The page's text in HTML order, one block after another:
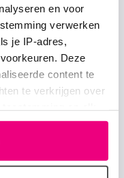
en voor
verwerken
je IP-adres,
Deze
content te
te verkrijgen over
cookie-icoontje
is te vinden